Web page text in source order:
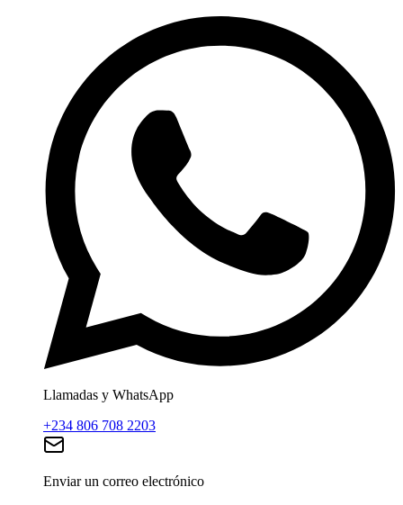
Llamadas y WhatsApp
+234 806 708 2203
Enviar un correo electrónico